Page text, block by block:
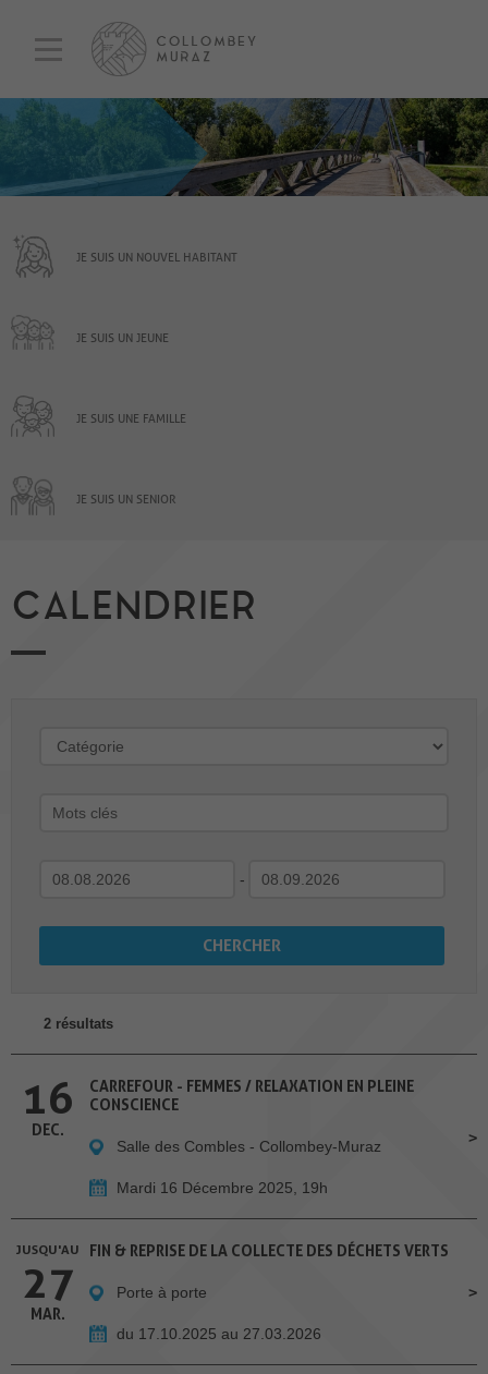
JE SUIS UN NOUVEL HABITANT
JE SUIS UN JEUNE
JE SUIS UNE FAMILLE
JE SUIS UN SENIOR
CALENDRIER
-
2 résultats
16
DEC.
CARREFOUR - FEMMES / RELAXATION EN PLEINE
CONSCIENCE
Salle des Combles - Collombey-Muraz
Mardi 16 Décembre 2025, 19h
JUSQU'AU
27
MAR.
FIN & REPRISE DE LA COLLECTE DES DÉCHETS VERTS
Porte à porte
du 17.10.2025 au 27.03.2026